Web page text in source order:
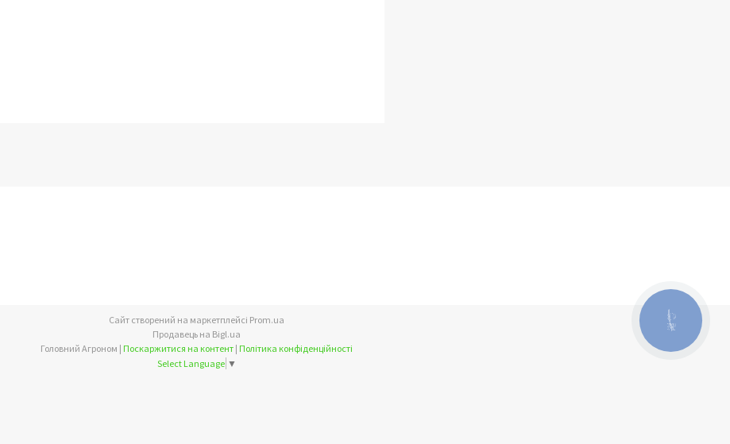
Сайт створений на маркетплейсі Prom.ua
Продавець на Bigl.ua
Головний Агроном | Поскаржитися на контент | Політика конфіденційності
Select Language ▼
КНОПКА
ЗВ'ЯЗКУ